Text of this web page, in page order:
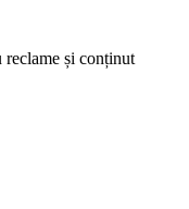
reclame și conținut